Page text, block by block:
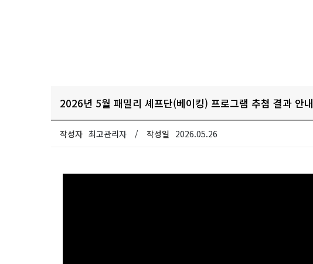
2026년 5월 패밀리 셰프단(베이킹) 프로그램 추첨 결과 안내
작성자 최고관리자 / 작성일 2026.05.26